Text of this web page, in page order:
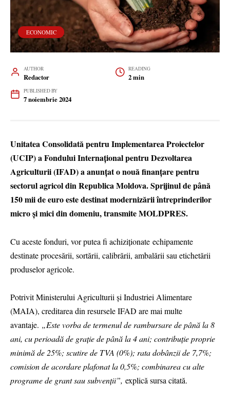
ECONOMIC
AUTHOR
Redactor
READING
2 min
PUBLISHED BY
7 noiembrie 2024
Unitatea Consolidată pentru Implementarea Proiectelor
(UCIP) a Fondului Internațional pentru Dezvoltarea
Agriculturii (IFAD) a anunțat o nouă finanţare pentru
sectorul agricol din Republica Moldova. Sprijinul de până
150 mii de euro este destinat modernizării întreprinderilor
micro și mici din domeniu, transmite MOLDPRES.
Cu aceste fonduri, vor putea fi achiziționate echipamente
destinate procesării, sortării, calibrării, ambalării sau etichetării
produselor agricole.
Potrivit Ministerului Agriculturii şi Industriei Alimentare
(MAIA), creditarea din resursele IFAD are mai multe
avantaje. „Este vorba de termenul de rambursare de până la 8
ani, cu perioadă de grație de până la 4 ani; contribuție proprie
minimă de 25%; scutire de TVA (0%); rata dobânzii de 7,7%;
comision de acordare plafonat la 0,5%; combinarea cu alte
programe de grant sau subvenții”, explică sursa citată.